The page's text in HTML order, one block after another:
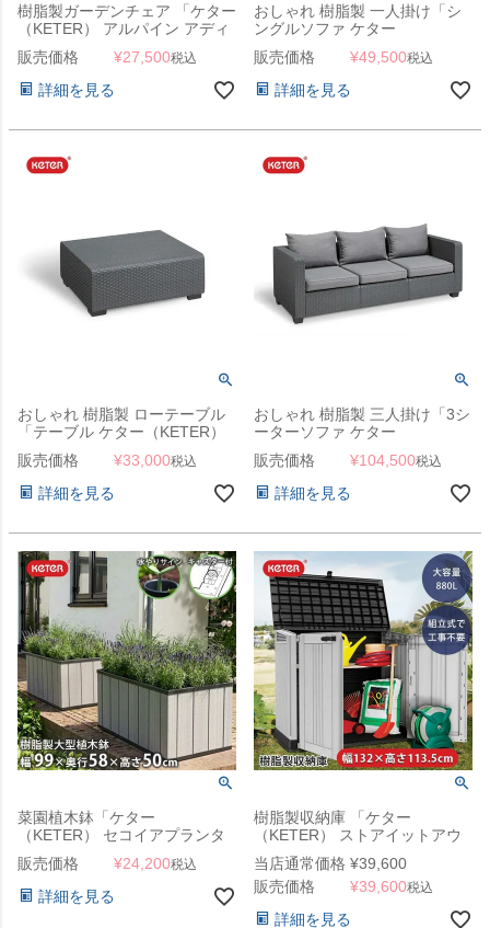
樹脂製ガーデンチェア 「ケター
（KETER） アルパイン アディ
ロンダック チェア」
販売価格 ¥27,500税込
詳細を見る
おしゃれ 樹脂製 一人掛け「シ
ングルソファ ケター
（KETER） サルタ（Salta
SINGLE SOFA 144900）」
販売価格 ¥49,500税込
詳細を見る
おしゃれ 樹脂製 ローテーブル
「テーブル ケター（KETER）
サルタ・サッポロ
（Salta/Sapporo TABLE
144948）」樹脂製 ラタン調 フ
ァニチャー
販売価格 ¥33,000税込
詳細を見る
おしゃれ 樹脂製 三人掛け「3シ
ーターソファ ケター
（KETER） サルタ（Salta 3-
SEATER SOFA 144924）」樹
脂製 ラタン調 ファニチャー
販売価格 ¥104,500税込
詳細を見る
菜園植木鉢「ケター
（KETER） セコイアプランタ
ー（Sequoia planter） Mサイ
ズ」
販売価格 ¥24,200税込
詳細を見る
樹脂製収納庫 「ケター
（KETER） ストアイットアウ
ト プライム（STORE IT OUT
PRIME）」
当店通常価格 ¥39,600
販売価格
¥39,600税込
詳細を見る